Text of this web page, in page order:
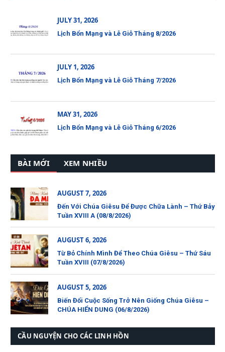
JULY 31, 2026
Lịch Bổn Mạng và Lễ Giỗ Tháng 8/2026
JULY 1, 2026
Lịch Bổn Mạng và Lễ Giỗ Tháng 7/2026
MAY 31, 2026
Lịch Bổn Mạng và Lễ Giỗ Tháng 6/2026
BÀI MỚI XEM NHIỀU
AUGUST 7, 2026
Đến Với Chúa Giêsu Để Được Chữa Lành – Thứ Bảy
Tuần XVIII A (08/8/2026)
AUGUST 6, 2026
Từ Bỏ Chính Mình Để Theo Chúa Giêsu – Thứ Sáu
Tuần XVIII (07/8/2026)
AUGUST 5, 2026
Biến Đổi Cuộc Sống Trở Nên Giống Chúa Giêsu –
CHÚA HIỂN DUNG (06/8/2026)
CẦU NGUYỆN CHO CÁC LINH HỒN